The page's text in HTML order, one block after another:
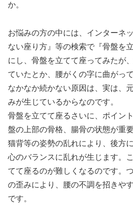
か。
お悩みの方の中には、インターネ
ない座り方』等の検索で『骨盤を
にし、骨盤を立てて座ってみたが
ていたとか、腰がくの字に曲がっ
なかなか続かない原因は、実は、
みが生じているからなのです。
骨盤を立てて座るさいに、ポイン
盤の上部の骨格、腸骨の状態が重
猫背等の姿勢の乱れにより、後方
心のバランスに乱れが生じます。
てて座るのが難しくなるのです。
の歪みにより、腰の不調を招きや
です。